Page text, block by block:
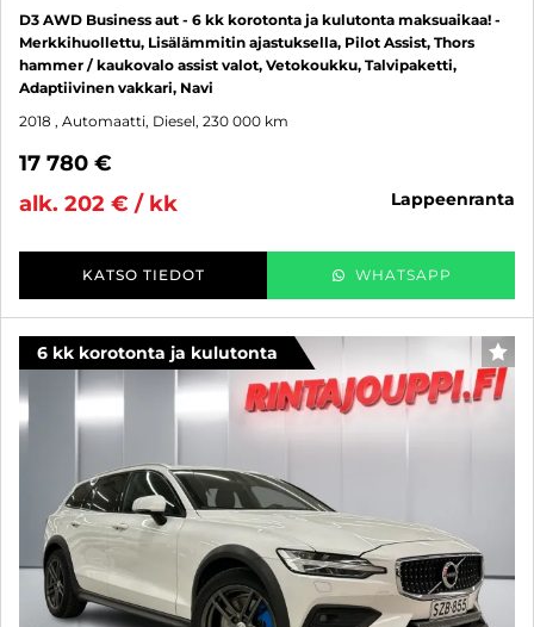
D3 AWD Business aut - 6 kk korotonta ja kulutonta maksuaikaa! -
Merkkihuollettu, Lisälämmitin ajastuksella, Pilot Assist, Thors
hammer / kaukovalo assist valot, Vetokoukku, Talvipaketti,
Adaptiivinen vakkari, Navi
2018 , Automaatti, Diesel, 230 000 km
17 780 €
alk. 202 € / kk
lappeenranta
KATSO TIEDOT WHATSAPP
6 kk korotonta ja kulutonta